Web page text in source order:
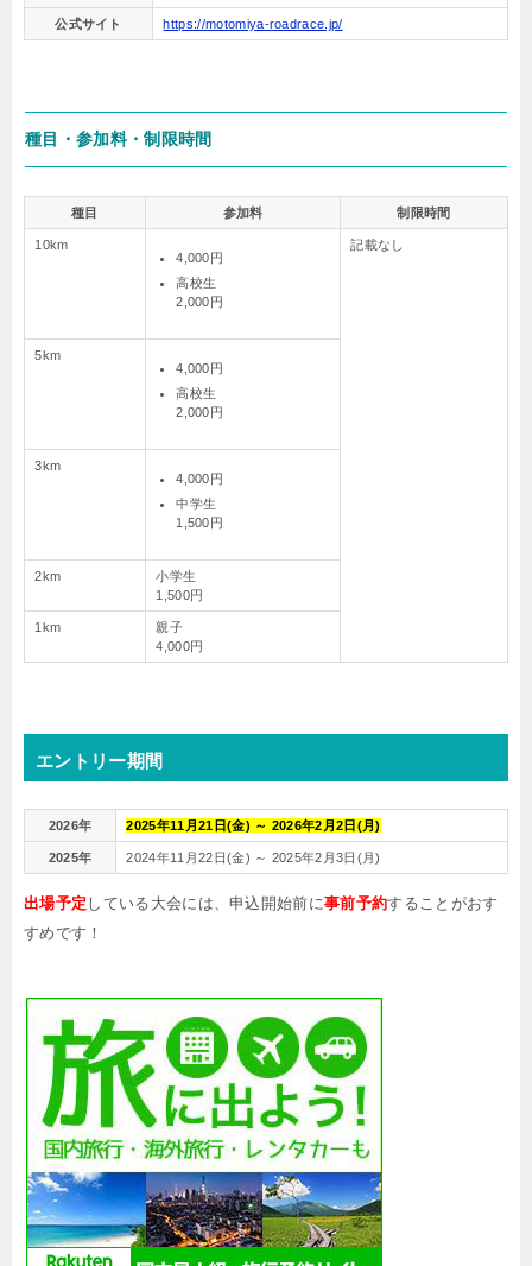
公式サイト https://motomiya-roadrace.jp/
種目・参加料・制限時間
種目 参加料 制限時間
10km
4,000円
高校生
2,000円
記載なし
5km
4,000円
高校生
2,000円
3km
4,000円
中学生
1,500円
2km
小学生
1,500円
1km
親子
4,000円
エントリー期間
2026年 2025年11月21日(金) ～ 2026年2月2日(月)
2025年 2024年11月22日(金) ～ 2025年2月3日(月)
出場予定 している大会には、申込開始前に事前予約することがおす
すめです！